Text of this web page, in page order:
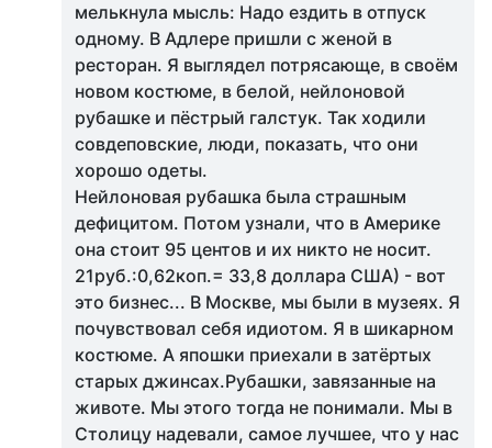
мелькнула мысль: Надо ездить в отпуск
одному. В Адлере пришли с женой в
ресторан. Я выглядел потрясающе, в своём
новом костюме, в белой, нейлоновой
рубашке и пёстрый галстук. Так ходили
совдеповские, люди, показать, что они
хорошо одеты.
Нейлоновая рубашка была страшным
дефицитом. Потом узнали, что в Америке
она стоит 95 центов и их никто не носит.
21руб.:0,62коп.= 33,8 доллара США) - вот
это бизнес... В Москве, мы были в музеях. Я
почувствовал себя идиотом. Я в шикарном
костюме. А япошки приехали в затёртых
старых джинсах.Рубашки, завязанные на
животе. Мы этого тогда не понимали. Мы в
Столицу надевали, самое лучшее, что у нас